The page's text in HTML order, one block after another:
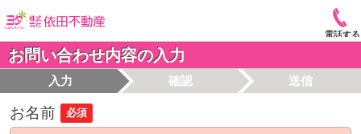
電話する
お問い合わせ内容の入力
入力 確認 送信
お名前 必須